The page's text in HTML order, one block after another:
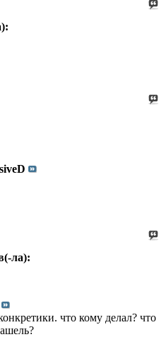
ла):
что кому делал? что